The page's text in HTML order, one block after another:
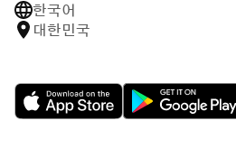
한국어
대한민국